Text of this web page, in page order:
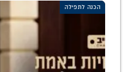
הכנה לתפילה